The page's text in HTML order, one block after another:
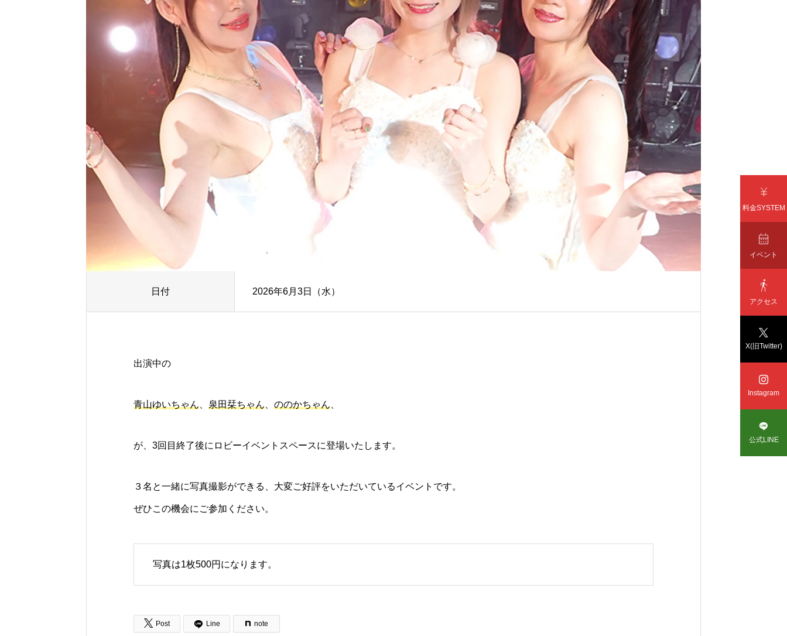
日付 2026年6月3日（水）
出演中の
青山ゆいちゃん 泉田栞ちゃん ののかちゃん
が、3回目終了後にロビーイベントスペースに登場いたします。
３名と一緒に写真撮影ができる、大変ご好評をいただいているイベントです。
ぜひこの機会にご参加ください。
写真は1枚500円になります。
 Post Line note

料金SYSTEM

イベント

アクセス

X(旧Twitter)

Instagram

公式LINE